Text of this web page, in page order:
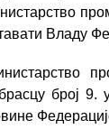
Владу
број 9.